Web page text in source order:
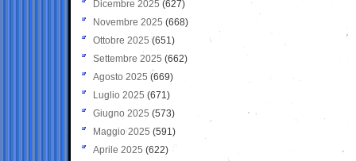
Dicembre 2025 (627)
Novembre 2025 (668)
Ottobre 2025 (651)
Settembre 2025 (662)
Agosto 2025 (669)
Luglio 2025 (671)
Giugno 2025 (573)
Maggio 2025 (591)
Aprile 2025 (622)